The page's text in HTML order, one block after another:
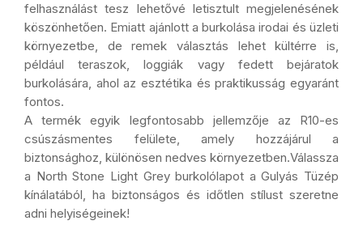
felhasználást tesz lehetővé letisztult megjelenésének
köszönhetően. Emiatt ajánlott a burkolása irodai és üzleti
környezetbe, de remek választás lehet kültérre is,
például teraszok, loggiák vagy fedett bejáratok
burkolására, ahol az esztétika és praktikusság egyaránt
fontos.
A termék egyik legfontosabb jellemzője az R10-es
csúszásmentes felülete, amely hozzájárul a
biztonsághoz, különösen nedves környezetben.Válassza
a North Stone Light Grey burkolólapot a Gulyás Tüzép
kínálatából, ha biztonságos és időtlen stílust szeretne
adni helyiségeinek!